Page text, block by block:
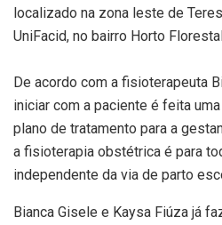
localizado na zona leste de
UniFacid, no bairro Horto
De acordo com a fisioterapeuta
iniciar com a paciente é feita
plano de tratamento para a
a fisioterapia obstétrica é para
independente da via de parto
Bianca Gisele e Kaysa Fiúza já